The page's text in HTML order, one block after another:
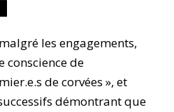
les engagements,
conscience de
de corvées », et
démontrant que